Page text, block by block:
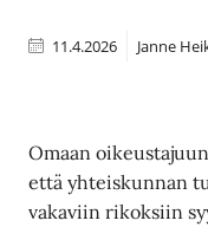
11.4.2026 Janne
Omaan
että yhteiskunnan
vakaviin rikoksiin